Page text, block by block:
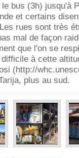
bus (3h) jusqu'à
et certains
rues sont très
mal de façon
que l'on se
à cette
(http://
plus au sud.